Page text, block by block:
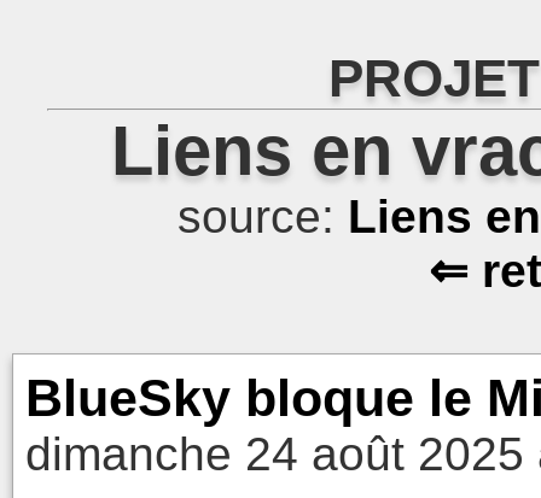
Liens en
source: Liens
⇐
BlueSky bloque le
dimanche 24 août 2025